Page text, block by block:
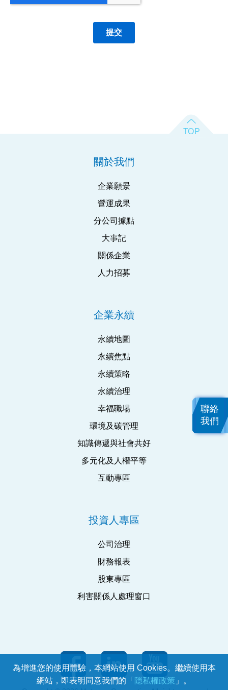
關於我們
企業願景
營運成果
分公司據點
大事記
關係企業
人力招募
企業永續
永續地圖
永續焦點
永續策略
永續治理
幸福職場
環境及碳管理
知識傳遞與社會共好
多元化及人權平等
互動專區
投資人專區
公司治理
財務報表
股東專區
利害關係人處理窗口
為增進您的使用體驗，本網站使用 Cookies。繼續使用本
網站，即表明同意我們的「 隱私權政策 」。
聯絡
我們